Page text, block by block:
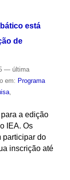
está
de
— última
em: Programa
,
a edição
IEA. Os
participar do
inscrição até